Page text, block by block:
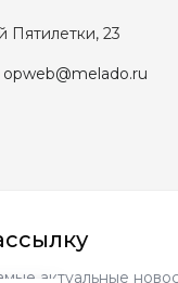
Пятилетки, 23
opweb@melado.ru
актуальные